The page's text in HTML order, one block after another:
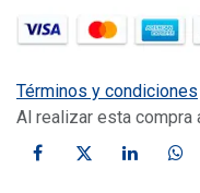
Términos y condiciones
Al realizar esta